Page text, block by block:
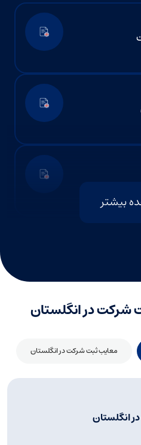
بیشتر
شرکت در انگلستان
معایب ثبت شرکت در انگلستان
انگلستان